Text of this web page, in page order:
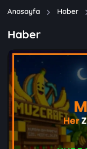
Anasayfa Haber
Haber